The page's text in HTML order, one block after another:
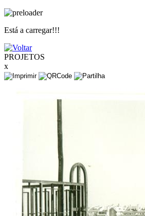
Está a carregar!!!
PROJETOS
x